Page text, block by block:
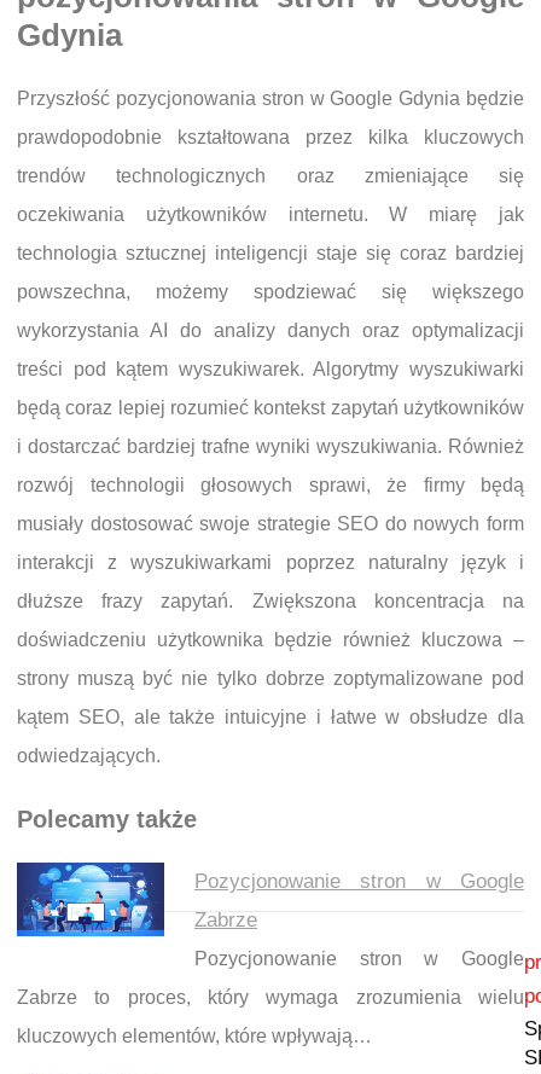
Gdynia
Przyszłość pozycjonowania stron w Google Gdynia będzie
prawdopodobnie kształtowana przez kilka kluczowych
trendów technologicznych oraz zmieniające się
oczekiwania użytkowników internetu. W miarę jak
technologia sztucznej inteligencji staje się coraz bardziej
powszechna, możemy spodziewać się większego
wykorzystania AI do analizy danych oraz optymalizacji
treści pod kątem wyszukiwarek. Algorytmy wyszukiwarki
będą coraz lepiej rozumieć kontekst zapytań użytkowników
i dostarczać bardziej trafne wyniki wyszukiwania. Również
rozwój technologii głosowych sprawi, że firmy będą
musiały dostosować swoje strategie SEO do nowych form
interakcji z wyszukiwarkami poprzez naturalny język i
dłuższe frazy zapytań. Zwiększona koncentracja na
doświadczeniu użytkownika będzie również kluczowa –
strony muszą być nie tylko dobrze zoptymalizowane pod
kątem SEO, ale także intuicyjne i łatwe w obsłudze dla
odwiedzających.
Polecamy także
Pozycjonowanie stron w Google
Zabrze
Pozycjonowanie stron w Google
Zabrze to proces, który wymaga zrozumienia wielu
kluczowych elementów, które wpływają…
Nawigacja wpisu